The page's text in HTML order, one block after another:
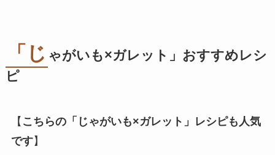
「じ ゃがいも×ガレット」おすすめレシ
ピ
【 こちらの「じゃがいも×ガレット」レシピも人気
です】